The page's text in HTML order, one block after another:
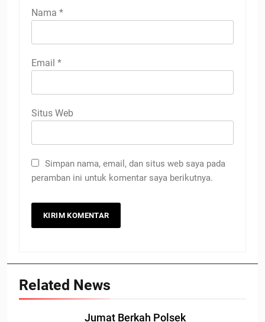
Nama *
Email *
Situs Web
Simpan nama, email, dan situs web saya pada
peramban ini untuk komentar saya berikutnya.
Related News
Jumat Berkah Polsek